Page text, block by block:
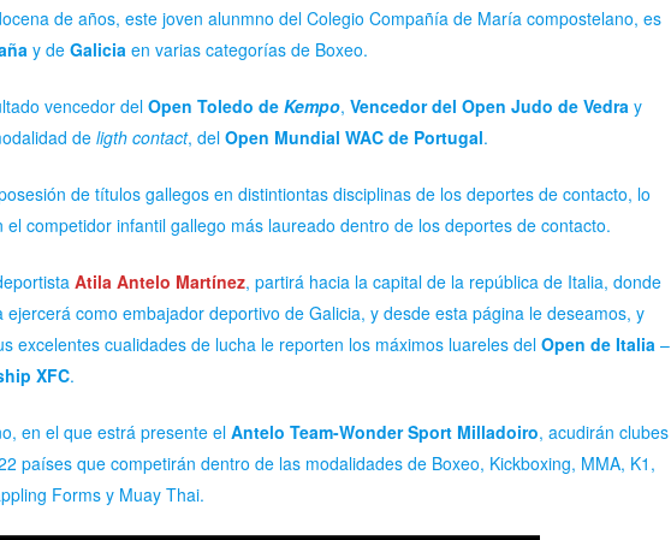
de años, este joven alunmno del Colegio Compañía de María compostelano, es
y de Galiciaen varias categorías de Boxeo.
vencedor del Open Toledo de Kempo, Vencedor del Open Judo de Vedray
deligth contact, del Open Mundial WAC de Portugal.
de títulos gallegos en distintiontas disciplinas de los deportes de contacto, lo
el competidor infantil gallego más laureado dentro de los deportes de contacto.
Atila Antelo Martínez, partirá hacia la capital de la república de Italia, donde
ejercerá como embajador deportivo de Galicia, y desde esta página le deseamos, y
excelentes cualidades de lucha le reporten los máximos luareles del Open de Italia–
XFC.
en el que estrá presente elAntelo Team-Wonder Sport Milladoiro, acudirán clubes
países que competirán dentro de las modalidades de Boxeo, Kickboxing, MMA, K1,
Forms y Muay Thai.